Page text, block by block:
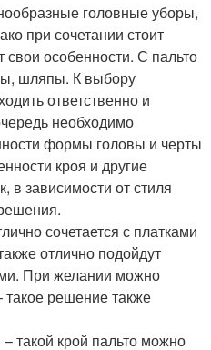
головные уборы,
при сочетании стоит
свои особенности. С пальто
шляпы. К выбору
ответственно и
необходимо
формы головы и черты
кроя и другие
в зависимости от стиля
сочетается с платками
отлично подойдут
При желании можно
решение также
такой крой пальто можно